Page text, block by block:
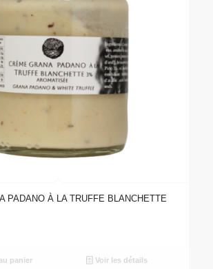
PADANO À LA TRUFFE BLANCHETTE
panier Voir les détails